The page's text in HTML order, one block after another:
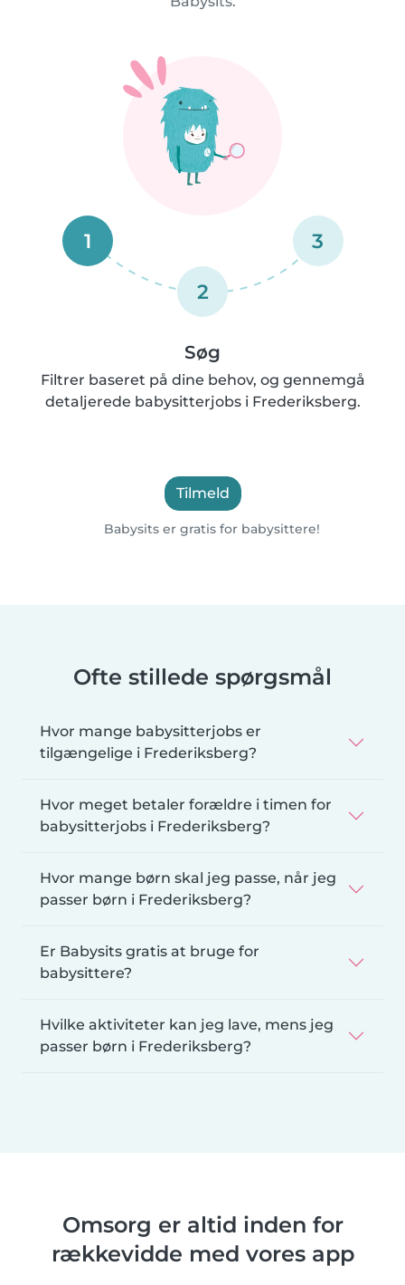
1
2
3
Søg
Filtrer baseret på dine behov, og gennemgå
detaljerede babysitterjobs i Frederiksberg.
Tilmeld
Babysits er gratis for babysittere!
Ofte stillede spørgsmål
Hvor mange babysitterjobs er
tilgængelige i Frederiksberg?
Hvor meget betaler forældre i timen for
babysitterjobs i Frederiksberg?
Hvor mange børn skal jeg passe, når jeg
passer børn i Frederiksberg?
Er Babysits gratis at bruge for
babysittere?
Hvilke aktiviteter kan jeg lave, mens jeg
passer børn i Frederiksberg?
Omsorg er altid inden for
rækkevidde med vores app